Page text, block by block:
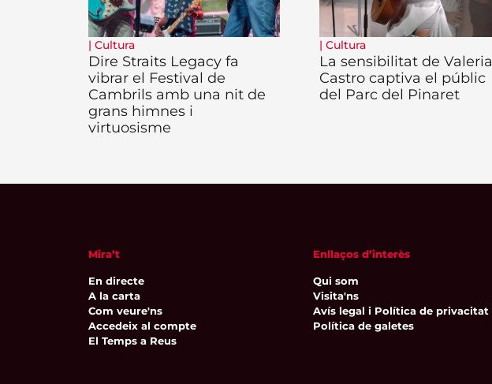
| Cultura
Dire Straits Legacy fa
vibrar el Festival de
Cambrils amb una nit de
grans himnes i
virtuosisme
| Cultura
La sensibilitat de Valeria
Castro captiva el públic
del Parc del Pinaret
Mira’t
En directe
A la carta
Com veure'ns
Accedeix al compte
El Temps a Reus
Enllaços d’interès
Qui som
Visita'ns
Avís legal i Política de privacitat
Política de galetes